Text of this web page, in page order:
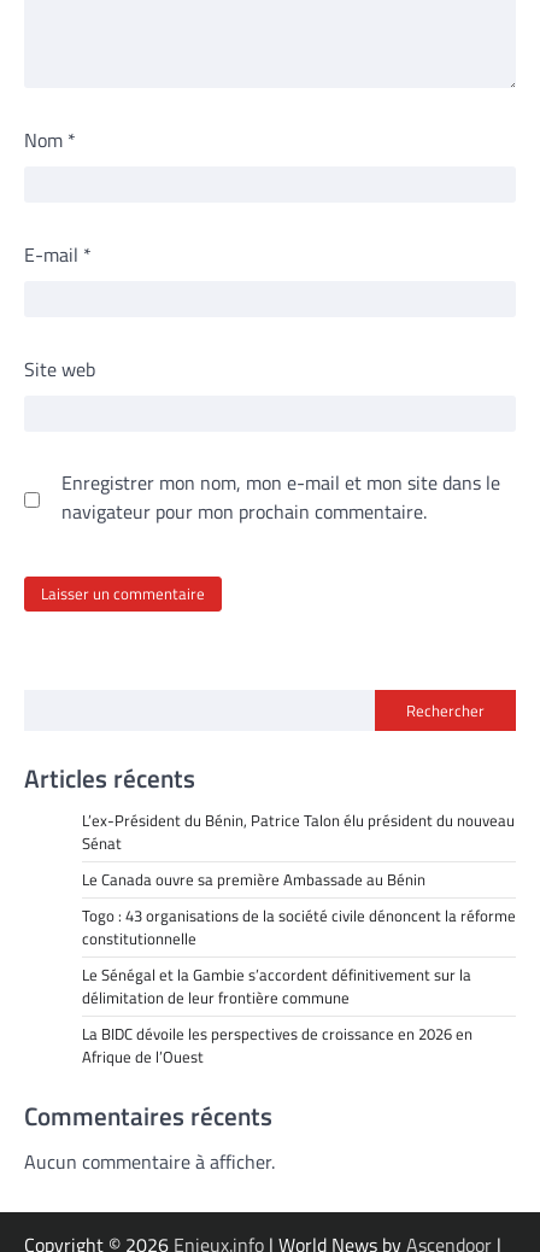
Nom *
E-mail *
Site web
Enregistrer mon nom, mon e-mail et mon site dans le
navigateur pour mon prochain commentaire.
Rechercher
Articles récents
L’ex-Président du Bénin, Patrice Talon élu président du nouveau
Sénat
Le Canada ouvre sa première Ambassade au Bénin
Togo : 43 organisations de la société civile dénoncent la réforme
constitutionnelle
Le Sénégal et la Gambie s’accordent définitivement sur la
délimitation de leur frontière commune
La BIDC dévoile les perspectives de croissance en 2026 en
Afrique de l’Ouest
Commentaires récents
Aucun commentaire à afficher.
Copyright © 2026 Enjeux.info | World News byAscendoor |